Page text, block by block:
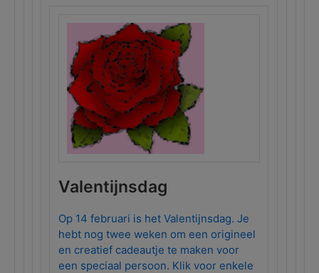
Valentijnsdag
Op 14 februari is het Valentijnsdag. Je
hebt nog twee weken om een origineel
en creatief cadeautje te maken voor
een speciaal persoon. Klik voor enkele